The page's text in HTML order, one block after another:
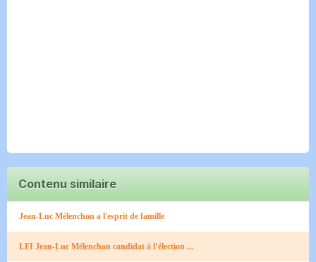
Contenu similaire
Jean-Luc Mélenchon a l'esprit de famille
LFI Jean-Luc Mélenchon candidat à l’élection ...